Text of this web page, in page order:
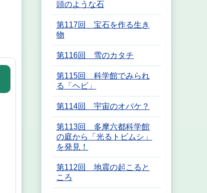
頭のような石
第117回 宝石を作る生き
物
第116回 雪のカタチ
第115回 科学館でみられ
る「ヘビ」
第114回 宇宙のオバケ？
第113回 多摩六都科学館
の庭から「光るトビムシ」
を発見！
第112回 地震の起こると
ころ